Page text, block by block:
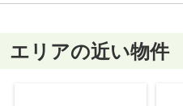
エリアの近い物件